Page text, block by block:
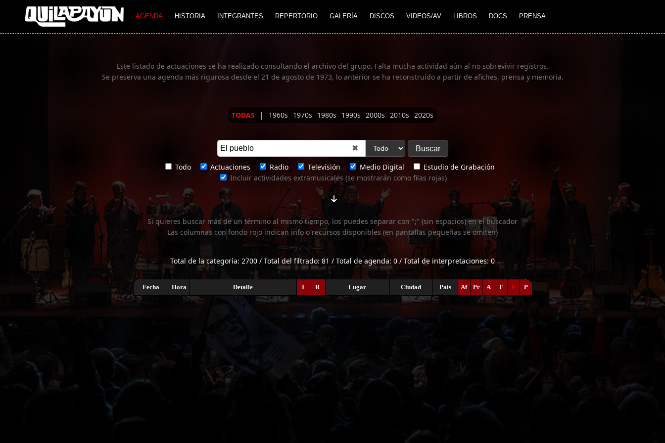
AGENDA HISTORIA INTEGRANTES REPERTORIO GALERÍA DISCOS VIDEOS/AV LIBROS DOCS PRENSA
Imagen 01
Este listado de actuaciones se ha realizado consultando el archivo del grupo. Falta mucha actividad aún al no sobrevivir registros.
Se preserva una agenda más rigurosa desde el 21 de agosto de 1973, lo anterior se ha reconstruído a partir de afiches, prensa y memoria.
TODAS | 1960s 1970s 1980s 1990s 2000s 2010s 2020s
✖
Todo Actuaciones Radio Televisión Medio Digital
Estudio de Grabación
Incluir actividades extramusicales (se mostrarán como filas rojas)
Si quieres buscar más de un término al mismo tiempo, los puedes separar con ";" (sin espacios) en el buscador
Las columnas con fondo rojo indican info o recursos disponibles (en pantallas pequeñas se omiten)
Total de la categoría: 2700 / Total del filtrado: 81 / Total de agenda: 0 / Total de interpretaciones: 0
Fecha Hora Detalle I R Lugar Ciudad País Af Pr A F V P